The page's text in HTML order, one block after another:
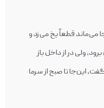
می‌ماند قطعاً يخ می‌زد و
ولی در از داخل باز
اين‌جا تا صبح از سرما